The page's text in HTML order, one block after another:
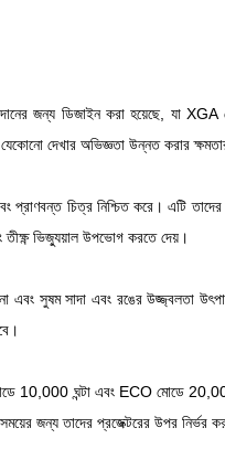
জন্য ডিজাইন করা হয়েছে, যা XGA
দেখার অভিজ্ঞতা উন্নত করার
চিত্র নিশ্চিত করে। এটি
ভিজ্যুয়াল উপভোগ করতে দেয়।
সুষম সাদা এবং রঙের উজ্জ্বলতা
10,000 ঘন্টা এবং ECO মোডে
জন্য তাদের প্রজেক্টরের উপর নির্ভর